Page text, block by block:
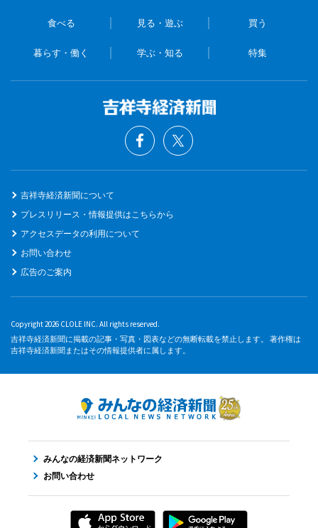
食べる 見る・遊ぶ 買う
暮らす・働く 学ぶ・知る 特集
吉祥寺経済新聞について
プレスリリース・情報提供はこちらから
アクセスデータの利用について
お問い合わせ
広告のご案内
Copyright 2026 CLOLE INC. All rights reserved.
吉祥寺経済新聞に掲載の記事・写真・図表などの無断転載を禁止します。 著作権は
吉祥寺経済新聞またはその情報提供者に属します。
みんなの経済新聞ネットワーク
お問い合わせ